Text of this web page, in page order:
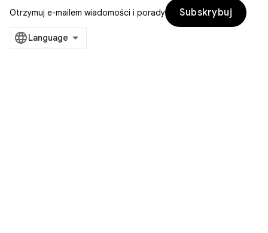
Otrzymuj e-mailem wiadomości i porady
Subskrybuj